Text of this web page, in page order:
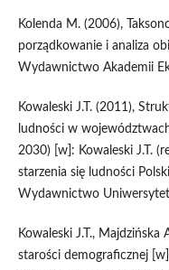
Kolenda M. (2006),
porządkowanie i analiza
Wydawnictwo Akademii
Kowaleski J.T. (2011),
ludności w
2030) [w]: Kowaleski J.T.
starzenia się ludności
Wydawnictwo
Kowaleski J.T.,
starości demograficznej